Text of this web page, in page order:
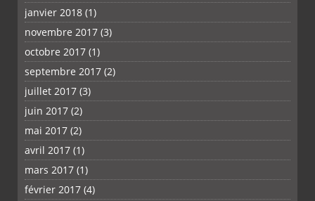
janvier 2018 (1)
novembre 2017 (3)
octobre 2017 (1)
septembre 2017 (2)
juillet 2017 (3)
juin 2017 (2)
mai 2017 (2)
avril 2017 (1)
mars 2017 (1)
février 2017 (4)